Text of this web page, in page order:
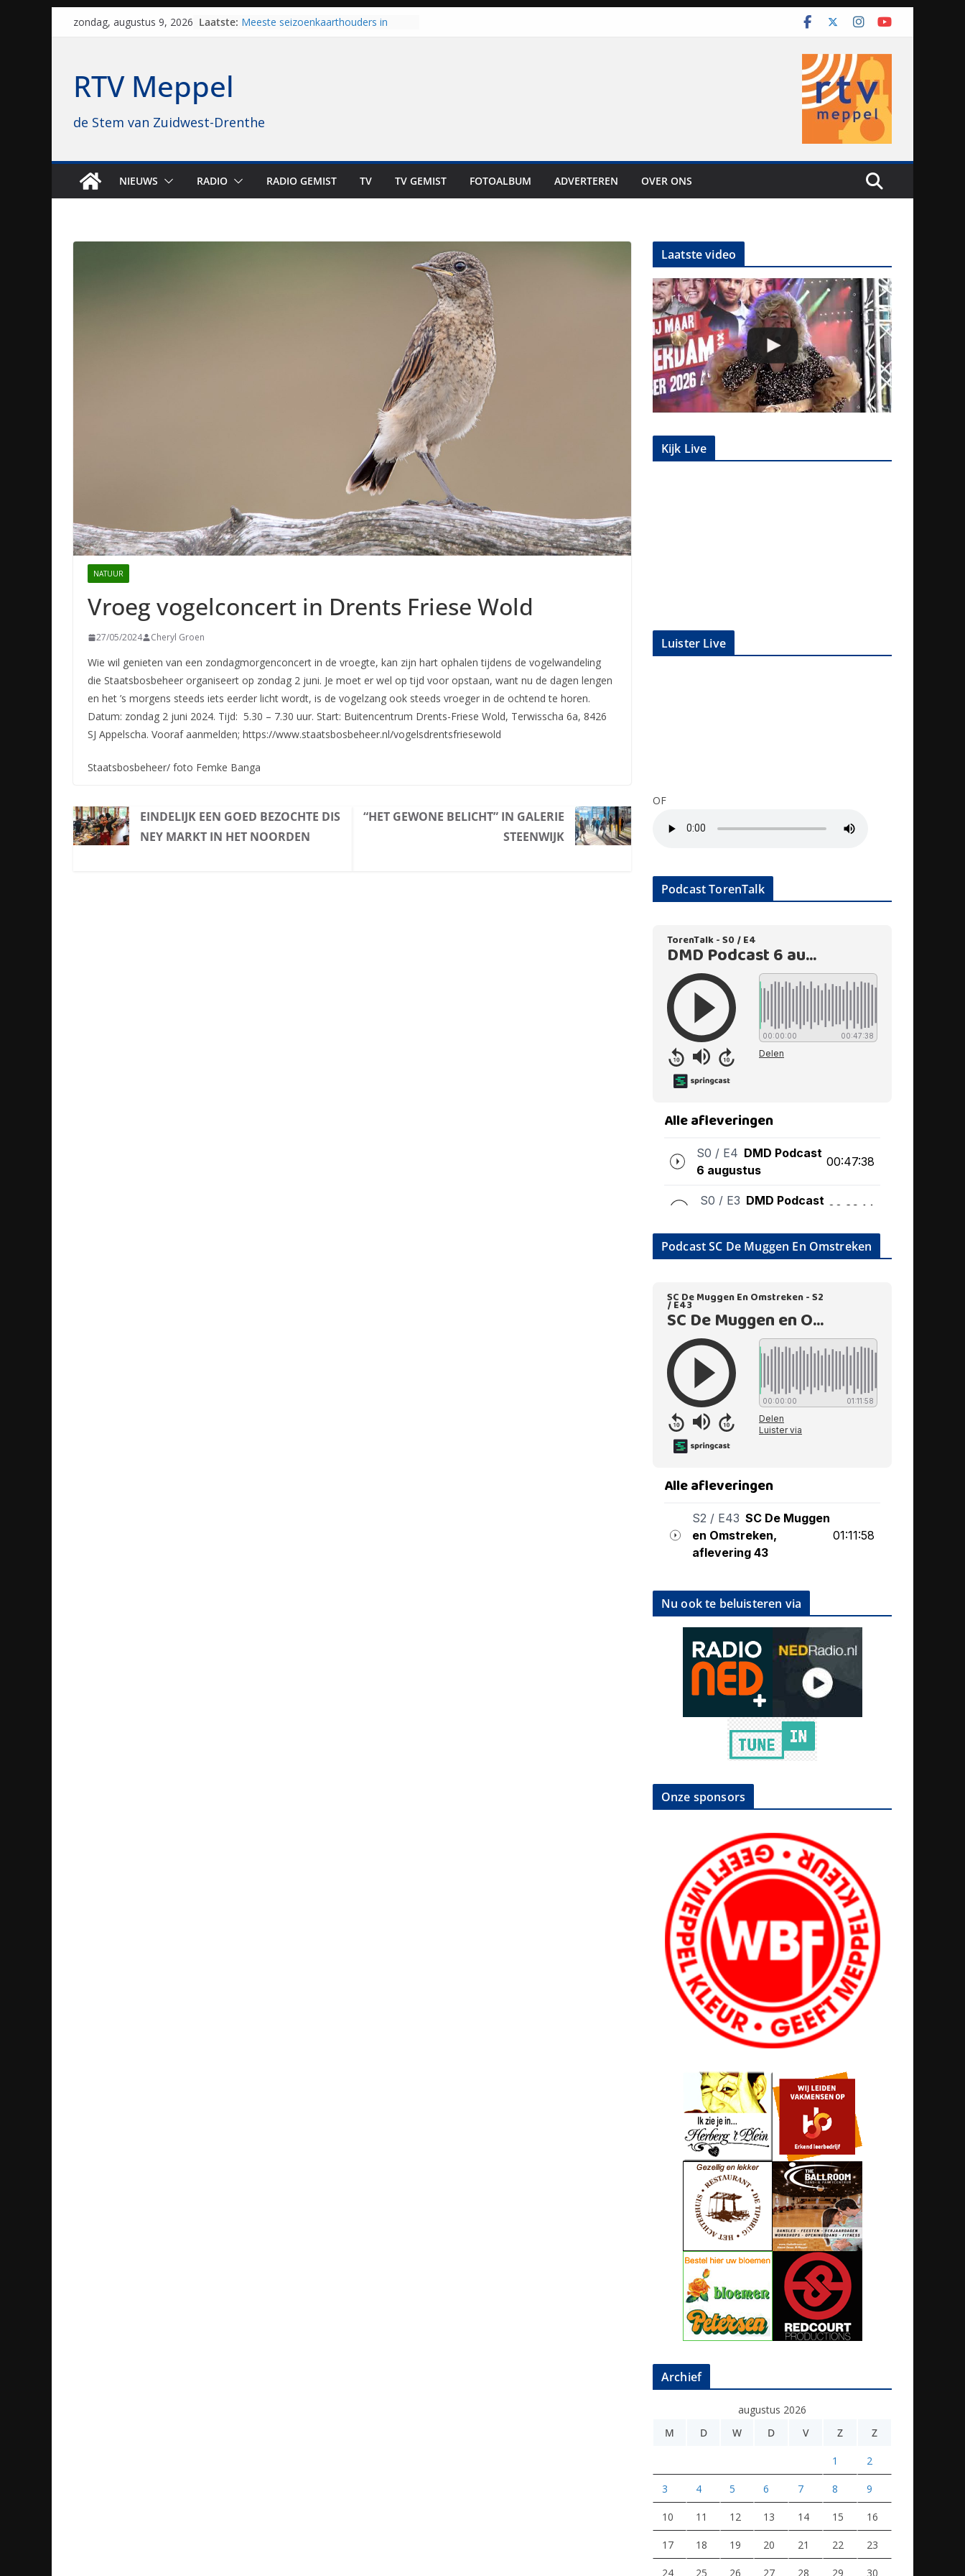
zondag, augustus 9, 2026 Laatste: Meeste seizoenkaarthouders in
kwalificatieronde Eurojackpot KNVB
bijna 1.000 zonnepanelen in gebruik
genomen
RTV Meppel
de Stem van Zuidwest-Drenthe
NIEUWS RADIO RADIO GEMIST TV TV GEMIST FOTOALBUM ADVERTEREN OVER ONS
NATUUR
Vroeg vogelconcert in Drents Friese Wold
27/05/2024 Cheryl Groen
Wie wil genieten van een zondagmorgenconcert in de vroegte, kan zijn hart ophalen tijdens de vogelwandeling
die Staatsbosbeheer organiseert op zondag 2 juni. Je moet er wel op tijd voor opstaan, want nu de dagen lengen
en het ’s morgens steeds iets eerder licht wordt, is de vogelzang ook steeds vroeger in de ochtend te horen.
Datum: zondag 2 juni 2024. Tijd: 5.30 – 7.30 uur. Start: Buitencentrum Drents-Friese Wold, Terwisscha 6a, 8426
SJ Appelscha. Vooraf aanmelden; https://www.staatsbosbeheer.nl/vogelsdrentsfriesewold
Staatsbosbeheer/ foto Femke Banga
EINDELIJK EEN GOED BEZOCHTE DIS
NEY MARKT IN HET NOORDEN
“HET GEWONE BELICHT” IN GALERIE
STEENWIJK
Laatste video
Kijk Live
Luister Live
OF
Podcast TorenTalk
Podcast SC De Muggen En Omstreken
Nu ook te beluisteren via
Onze sponsors
Archief
augustus 2026
M
D W D V Z Z
1 2
3 4 5 6 7 8 9
10 11 12 13 14 15 16
17 18 19 20 21 22 23
24 25 26 27 28 29 30